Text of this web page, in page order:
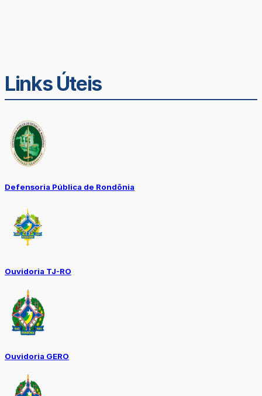
Links Úteis
Defensoria Pública de Rondônia
Ouvidoria TJ-RO
Ouvidoria GERO